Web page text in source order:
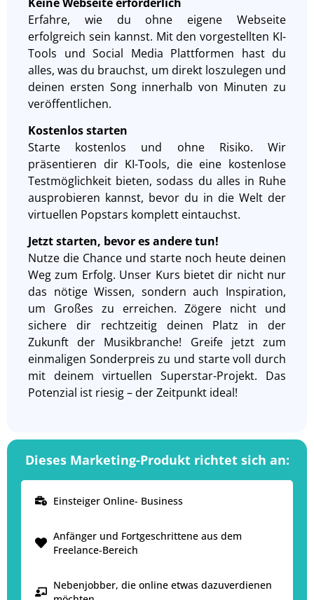
Erfahre, wie du ohne eigene Webseite
erfolgreich sein kannst. Mit den vorgestellten KI-
Tools und Social Media Plattformen hast du
alles, was du brauchst, um direkt loszulegen und
deinen ersten Song innerhalb von Minuten zu
veröffentlichen.
Kostenlos starten
Starte kostenlos und ohne Risiko. Wir
präsentieren dir KI-Tools, die eine kostenlose
Testmöglichkeit bieten, sodass du alles in Ruhe
ausprobieren kannst, bevor du in die Welt der
virtuellen Popstars komplett eintauchst.
Jetzt starten, bevor es andere tun!
Nutze die Chance und starte noch heute deinen
Weg zum Erfolg. Unser Kurs bietet dir nicht nur
das nötige Wissen, sondern auch Inspiration,
um Großes zu erreichen. Zögere nicht und
sichere dir rechtzeitig deinen Platz in der
Zukunft der Musikbranche! Greife jetzt zum
einmaligen Sonderpreis zu und starte voll durch
mit deinem virtuellen Superstar-Projekt. Das
Potenzial ist riesig – der Zeitpunkt ideal!
Dieses Marketing-Produkt richtet sich an:
Einsteiger Online- Business
Anfänger und Fortgeschrittene aus dem
Freelance-Bereich
Nebenjobber, die online etwas dazuverdienen